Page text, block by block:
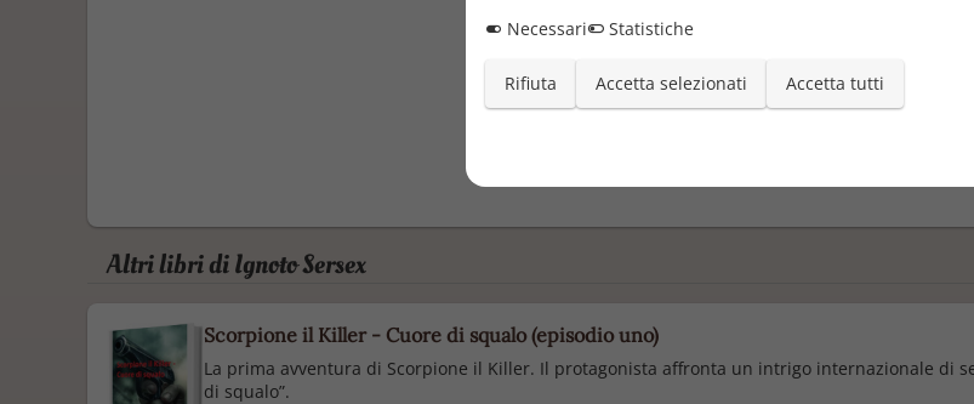
Altri libri di Ignoto Sersex
Scorpione il Killer - Cuore di squalo (episodio uno)
La prima avventura di Scorpione il Killer. Il protagonista affronta un intrigo internazionale di
di squalo”.
Necessari
Statistiche
Rifiuta Accetta selezionati Accetta tutti